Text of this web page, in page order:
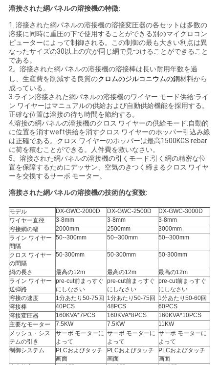
引
用
を
要
求
し
な
さ
い
地
図
PRIVACY
POLICY
溶接された網パネルの溶接機の特徴:
1. 溶接された網パネルの溶接機の溶接変圧器の各セットは多数の
溶接に同時に重圧の下で使用することができる別のマイクロコン
ピューターによって制御される。この制御の最も大きい利点は異
なったサイズの30以上の穴が同じ網で見つけることができること
である。
2。溶接された網パネルの溶接機の溶接棒は長い耐用年数を過
し、生産費を削減する良質のクロムのジルコニウムの銅材料から
成っている。
3.ライン溶接された網パネルの溶接機のワイヤー モード供給:ライ
ン ワイヤーはマニュアルの供給および自動供給機能を採用する。
正確な位置は溶接の待ち時間を節約する。
4.溶接の網パネルの溶接機のクロス ワイヤーの供給モード:自動的
に位置を消すweft供給を消すクロス ワイヤーのホッパー引込み線
は正確である。クロス ワイヤーのホッパーは最高1500KGS rebar
に荷を積むことができる。人件費を救いなさい。
5。溶接された網パネルの溶接機の引くモード:引く網の精密な位
置を保障するためにデッサン、空気のきつく締まるクロス ワイヤ
ーを交換するサーボ モーター。
溶接された網パネルの溶接機の技術的な変数:
モデル DX-GWC-2000D DX-GWC-2500D
DX-GWC-3000D
ワイヤー直径
3-8mm 3-8mm
3-8mm
溶接網の幅
2000mm 2500mm
3000mm
ライン ワイヤー
間隔
50--300mm 50--300mm 50--300mm
クロス ワイヤー
の間隔
50-300mm 50-300mm 50-300mm
網の長さ 最高の12m 最高の12m
最高の12m
ライン ワイヤー
送弾路
pre-cut前まっすぐ
にしなさい
pre-cut前まっすぐ
にしなさい
pre-cut前まっすぐ
にしなさい
溶接の速度
1分あたり50-75回 1分あたり50-75回
1分あたり50-60回
溶接棒
40PCS 48PCS
60PCS
溶接変圧器
160KVA*7PCS 160KVA*8PCS
160KVA*10PCS
主要なモーター
7.5KW 7.5KW
11KW
メッシュ・シス
テムの引き
サーボ モーターに
よって
サーボ モーターに
よって
サーボ モーターに
よって
制御システム
PLCおよびタッチ
画面
PLCおよびタッチ
画面
PLCおよびタッチ
画面